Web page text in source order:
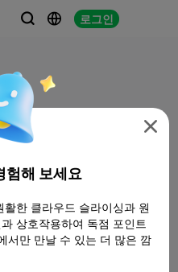
  로그인

험해 보세요
한 클라우드 슬라이싱과 원
상호작용하여 독점 포인트
서만 만날 수 있는 더 많은 깜